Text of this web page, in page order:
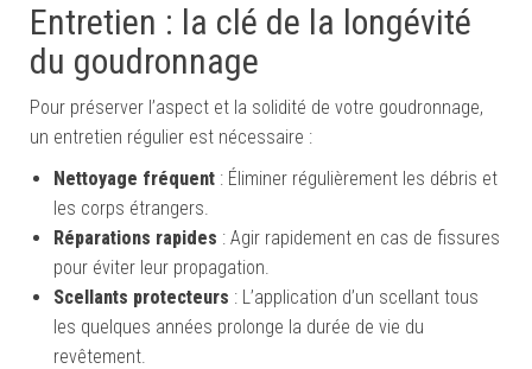
Entretien : la clé de la longévité
du goudronnage
Pour préserver l’aspect et la solidité de votre goudronnage,
un entretien régulier est nécessaire :
Nettoyage fréquent : Éliminer régulièrement les débris et
les corps étrangers.
Réparations rapides : Agir rapidement en cas de fissures
pour éviter leur propagation.
Scellants protecteurs : L’application d’un scellant tous
les quelques années prolonge la durée de vie du
revêtement.